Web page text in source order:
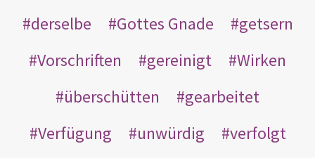
derselbe
Gottes Gnade
getsern
Vorschriften
gereinigt
Wirken
überschütten
gearbeitet
Verfügung
unwürdig
verfolgt